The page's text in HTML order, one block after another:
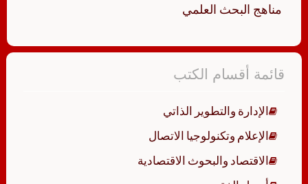
مناهج البحث العلمي
قائمة أقسام الكتب
الإدارة والتطوير الذاتي
الإعلام وتكنولوجيا الاتصال
الاقتصاد والبحوث الاقتصادية